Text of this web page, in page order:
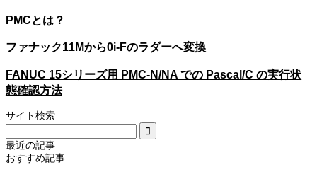
PMCとは？
ファナック11Mから0i-Fのラダーへ変換
FANUC 15シリーズ用 PMC-N/NA での Pascal/C の実行状
態確認方法
サイト検索
最近の記事
おすすめ記事